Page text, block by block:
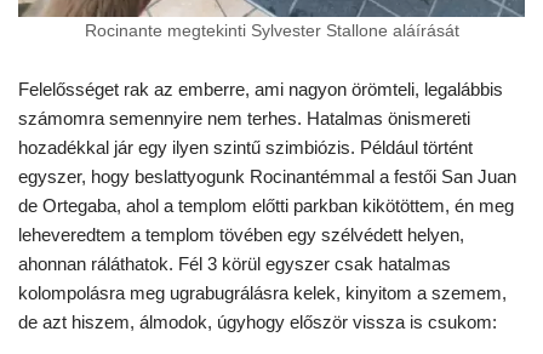
Rocinante megtekinti Sylvester Stallone aláírását
Felelősséget rak az emberre, ami nagyon örömteli, legalábbis
számomra semennyire nem terhes. Hatalmas önismereti
hozadékkal jár egy ilyen szintű szimbiózis. Például történt
egyszer, hogy beslattyogunk Rocinantémmal a festői San Juan
de Ortegaba, ahol a templom előtti parkban kikötöttem, én meg
leheveredtem a templom tövében egy szélvédett helyen,
ahonnan ráláthatok. Fél 3 körül egyszer csak hatalmas
kolompolásra meg ugrabugrálásra kelek, kinyitom a szemem,
de azt hiszem, álmodok, úgyhogy először vissza is csukom: